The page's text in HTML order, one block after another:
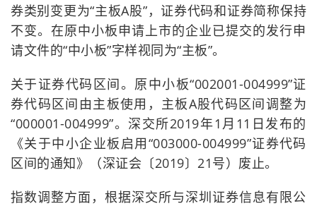
券类别变更为“主板A股”，证券代码和证券简称保持
不变。在原中小板申请上市的企业已提交的发行申
请文件的“中小板”字样视同为“主板”。
关于证券代码区间。原中小板“002001-004999”证
券代码区间由主板使用，主板A股代码区间调整为
“000001-004999”。深交所2019年1月11日发布的
《关于中小企业板启用“003000-004999”证券代码
区间的通知》（深证会〔2019〕21号）废止。
指数调整方面，根据深交所与深圳证券信息有限公